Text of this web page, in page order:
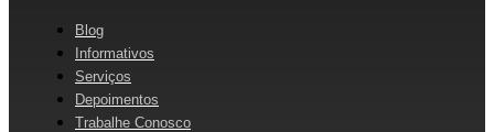
Blog
Informativos
Serviços
Depoimentos
Trabalhe Conosco